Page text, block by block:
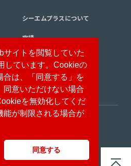
シーエムプラスについて
実績
コラム
採用情報
サイトを閲覧していた
しています。Cookieの
合は、「同意する」を
同意いただけない場合
を無効化してくだ
能が制限される場合が
同意する